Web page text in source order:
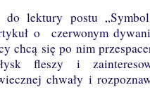
do lektury postu
o czerwonym
chcą się po nim
fleszy i
chwały i